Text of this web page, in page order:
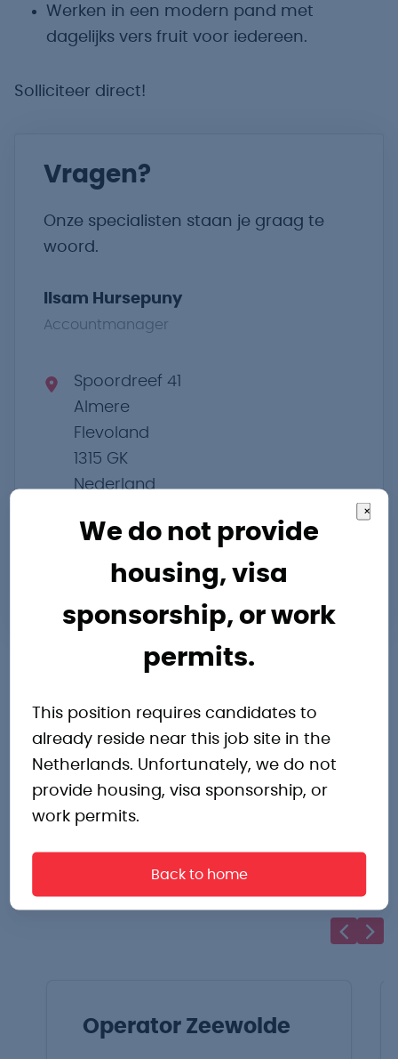
×
We do not provide
housing, visa
sponsorship, or work
permits.
This position requires candidates to
already reside near this job site in the
Netherlands. Unfortunately, we do not
provide housing, visa sponsorship, or
work permits.
Back to home
Werken in een modern pand met
dagelijks vers fruit voor iedereen.
Solliciteer direct!
Vragen?
Onze specialisten staan je graag te
woord.
Ilsam Hursepuny
Accountmanager
Spoordreef 41
Almere
Flevoland
1315 GK
Nederland
ilsam.hursepuny@pro-industry.nl
Andere
interessante
vacatures
Operator Zeewolde